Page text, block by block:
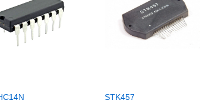
STK457